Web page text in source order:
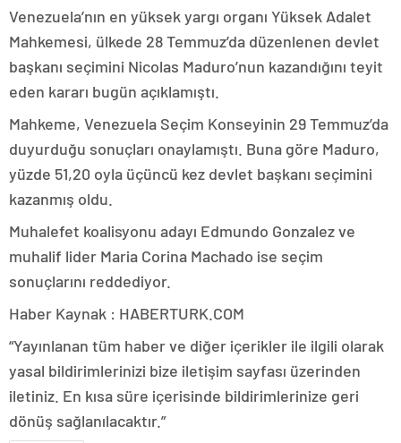
Venezuela’nın en yüksek yargı organı Yüksek Adalet
Mahkemesi, ülkede 28 Temmuz’da düzenlenen devlet
başkanı seçimini Nicolas Maduro’nun kazandığını teyit
eden kararı bugün açıklamıştı.
Mahkeme, Venezuela Seçim Konseyinin 29 Temmuz’da
duyurduğu sonuçları onaylamıştı. Buna göre Maduro,
yüzde 51,20 oyla üçüncü kez devlet başkanı seçimini
kazanmış oldu.
Muhalefet koalisyonu adayı Edmundo Gonzalez ve
muhalif lider Maria Corina Machado ise seçim
sonuçlarını reddediyor.
Haber Kaynak : HABERTURK.COM
“Yayınlanan tüm haber ve diğer içerikler ile ilgili olarak
yasal bildirimlerinizi bize iletişim sayfası üzerinden
iletiniz. En kısa süre içerisinde bildirimlerinize geri
dönüş sağlanılacaktır.”